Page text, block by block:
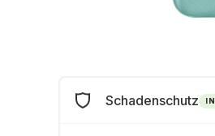
Schadenschutz